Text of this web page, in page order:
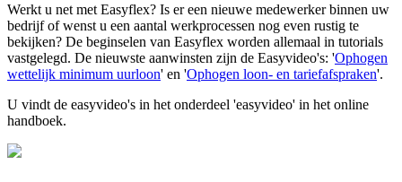
Werkt u net met Easyflex? Is er een nieuwe medewerker binnen uw
bedrijf of wenst u een aantal werkprocessen nog even rustig te
bekijken? De beginselen van Easyflex worden allemaal in tutorials
vastgelegd. De nieuwste aanwinsten zijn de Easyvideo's: 'Ophogen
wettelijk minimum uurloon' en 'Ophogen loon- en tariefafspraken'.
U vindt de easyvideo's in het onderdeel 'easyvideo' in het online
handboek.